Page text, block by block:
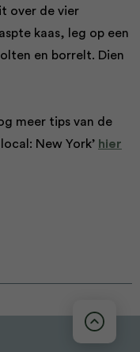
over de vier
kaas, leg op een
en borrelt. Dien
meer tips van de
New York’ hier